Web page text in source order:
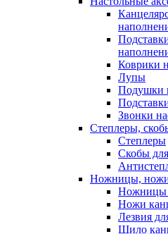
Коврики
Лупы
Подушки
Звонки
Степлеры,
Степлеры
Скобы
Ножницы,
Ножницы
Ножи
Лезвия
Шило